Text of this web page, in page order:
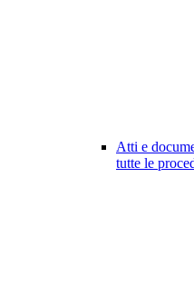
Atti e
tutte le